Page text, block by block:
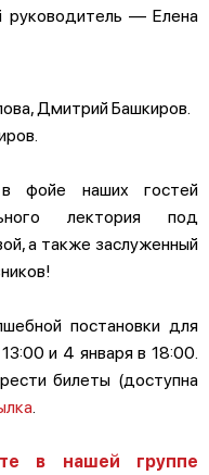
руководитель — Елена
Дмитрий Башкиров.
фойе наших гостей
лектория под
а также заслуженный
постановки для
и 4 января в 18:00.
билеты (доступна
в нашей группе